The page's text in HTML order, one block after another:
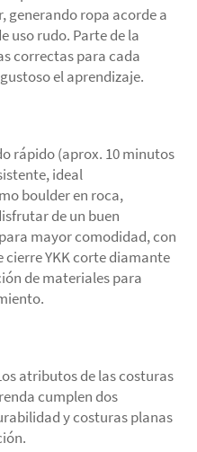
generando ropa acorde a
uso rudo. Parte de la
correctas para cada
el aprendizaje.
rápido (aprox. 10 minutos
ideal
boulder en roca,
de un buen
mayor comodidad, con
YKKcorte diamante
de materiales para
.
atributos de las costuras
cumplen dos
y costuras planas